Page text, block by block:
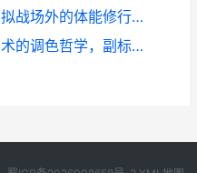
和平精英在哪跳绳练习，虚拟战场外的体能修行副标题，特种兵的自我修养新篇章
我的世界染色配方，方块艺术的调色哲学，副标题，从单一羊毛到万象色彩的玩家旅程